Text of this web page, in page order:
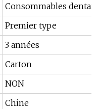
Consommables
Premier type
3 années
Carton
NON
Chine